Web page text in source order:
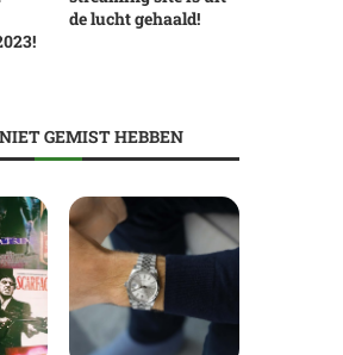
de lucht gehaald!
GEMIST HEBBEN